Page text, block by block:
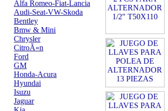
Alfa Romeo-Fiat-Lancia
Audi-Seat-VW-Skoda
Bentley
Bmw & Mini
Chrysler
CitroÃ«n
Ford
GM
Honda-Acura
Hyundai
Isuzu
Jaguar